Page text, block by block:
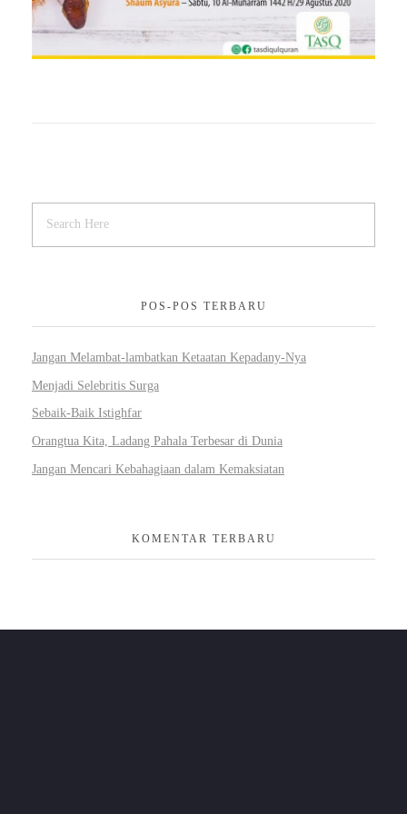
POS-POS TERBARU
Jangan Melambat-lambatkan Ketaatan Kepadany-Nya
Menjadi Selebritis Surga
Sebaik-Baik Istighfar
Orangtua Kita, Ladang Pahala Terbesar di Dunia
Jangan Mencari Kebahagiaan dalam Kemaksiatan
KOMENTAR TERBARU